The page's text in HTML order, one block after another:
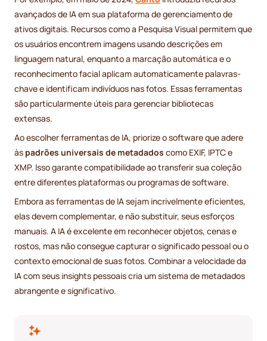
avançados de IA em sua plataforma de gerenciamento de
ativos digitais. Recursos como a Pesquisa Visual permitem que
os usuários encontrem imagens usando descrições em
linguagem natural, enquanto a marcação automática e o
reconhecimento facial aplicam automaticamente palavras-
chave e identificam indivíduos nas fotos. Essas ferramentas
são particularmente úteis para gerenciar bibliotecas
extensas.
Ao escolher ferramentas de IA, priorize o software que adere
às padrões universais de metadados como EXIF, IPTC e
XMP. Isso garante compatibilidade ao transferir sua coleção
entre diferentes plataformas ou programas de software.
Embora as ferramentas de IA sejam incrivelmente eficientes,
elas devem complementar, e não substituir, seus esforços
manuais. A IA é excelente em reconhecer objetos, cenas e
rostos, mas não consegue capturar o significado pessoal ou o
contexto emocional de suas fotos. Combinar a velocidade da
IA com seus insights pessoais cria um sistema de metadados
abrangente e significativo.